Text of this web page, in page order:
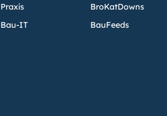
Praxis
Bau-IT
BroKatDowns
BauFeeds